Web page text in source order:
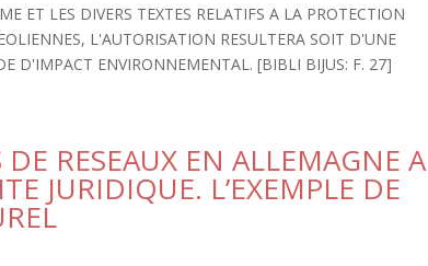
ET LES DIVERS TEXTES RELATIFS A LA PROTECTION
L'AUTORISATION RESULTERA SOIT D'UNE
D'IMPACT ENVIRONNEMENTAL. [BIBLI BIJUS: F. 27]
RESEAUX EN ALLEMAGNE A
JURIDIQUE. L’EXEMPLE DE